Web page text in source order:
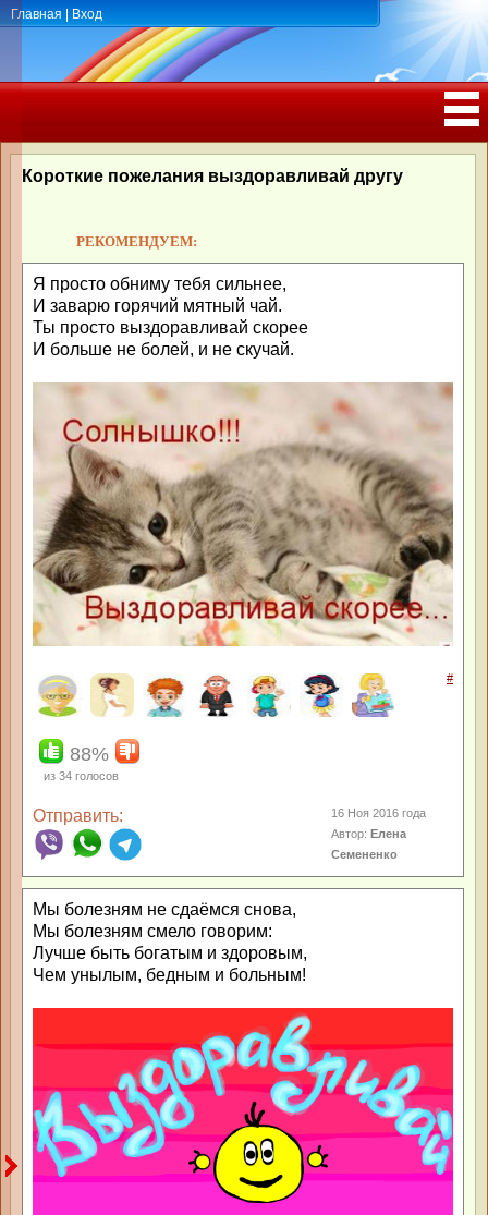
Главная Вход
РОЖДЕНИЯ, ЮБИЛЕЕМ
Короткие пожелания выздоравливай другу
РЕКОМЕНДУЕМ:
Я просто обниму тебя сильнее,
И заварю горячий мятный чай.
Ты просто выздоравливай скорее
И больше не болей, и не скучай.
#
88%
из 34 голосов
Отправить:
16 Ноя 2016 года
Автор:Елена
Семененко
Мы болезням не сдаёмся снова,
Мы болезням смело говорим:
Лучше быть богатым и здоровым,
Чем унылым, бедным и больным!